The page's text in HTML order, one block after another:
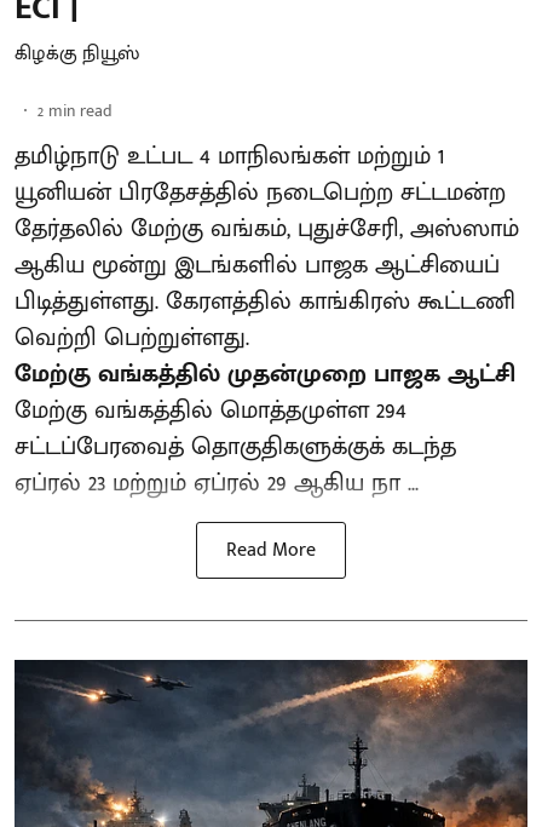
கிழக்கு நியூஸ்
2 min read
தமிழ்நாடு உட்பட 4 மாநிலங்கள் மற்றும் 1
யூனியன் பிரதேசத்தில் நடைபெற்ற சட்டமன்ற
தேர்தலில் மேற்கு வங்கம், புதுச்சேரி, அஸ்ஸாம்
ஆகிய மூன்று இடங்களில் பாஜக ஆட்சியைப்
பிடித்துள்ளது. கேரளத்தில் காங்கிரஸ் கூட்டணி
வெற்றி பெற்றுள்ளது.
மேற்கு வங்கத்தில் முதன்முறை பாஜக ஆட்சி
மேற்கு வங்கத்தில் மொத்தமுள்ள 294
சட்டப்பேரவைத் தொகுதிகளுக்குக் கடந்த
ஏப்ரல் 23 மற்றும் ஏப்ரல் 29 ஆகிய நா ...
Read More